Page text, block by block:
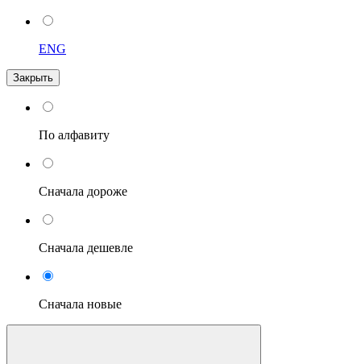
ENG
Закрыть
По алфавиту
Сначала дороже
Сначала дешевле
Сначала новые